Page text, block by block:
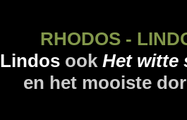
RHODOS -
Lindos ook Het witte
en het mooiste